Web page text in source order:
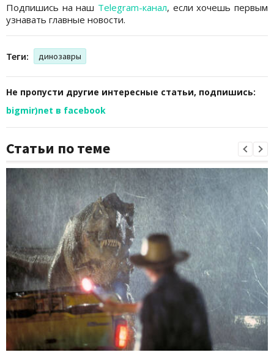
Подпишись на наш Telegram-канал, если хочешь первым
узнавать главные новости.
Теги: динозавры
Не пропусти другие интересные статьи, подпишись:
bigmir)net в facebook
Статьи по теме